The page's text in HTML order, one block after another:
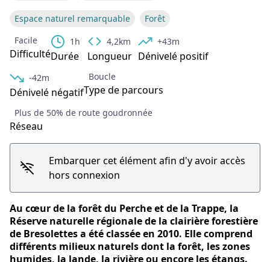
Espace naturel remarquable
Forêt
Facile
Difficulté
1h
Durée
4,2km
Longueur
+43m
Dénivelé positif
-42m
Dénivelé négatif
Boucle
Type de parcours
Plus de 50% de route goudronnée
Réseau
Embarquer cet élément afin d'y avoir accès
hors connexion
Au cœur de la forêt du Perche et de la Trappe, la
Réserve naturelle régionale de la clairière forestière
de Bresolettes a été classée en 2010. Elle comprend
différents milieux naturels dont la forêt, les zones
humides, la lande, la rivière ou encore les étangs.